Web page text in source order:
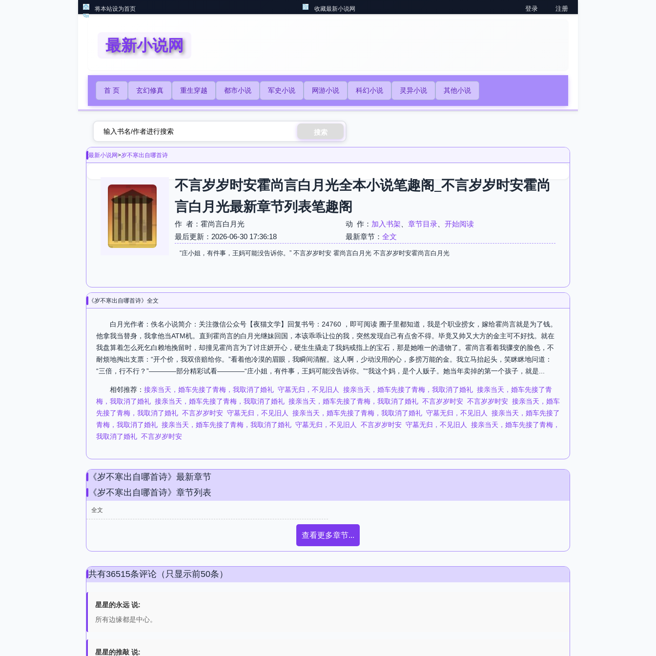
将本站设为首页 收藏最新小说网 登录 注册
最新小说网
首 页 玄幻修真 重生穿越 都市小说 军史小说 网游小说 科幻小说 灵异小说 其他小说
搜索
最新小说网>岁不寒出自哪首诗
不言岁岁时安霍尚言白月光全本小说笔趣阁_不言岁岁时安霍尚
言白月光最新章节列表笔趣阁
作 者：霍尚言白月光 动 作： 加入书架 章节目录
开始阅读
最后更新：2026-06-30 17:36:18
最新章节： 全文
“庄小姐，有件事，王妈可能没告诉你。” 不言岁岁时安 霍尚言白月光 不言岁岁时安霍尚言白月光
《岁不寒出自哪首诗》全文
白月光作者：佚名小说简介：关注微信公众号【夜猫文学】回复书号：24760 ，即可阅读 圈子里都知道，我是个职业捞女，嫁给霍尚言就是为了钱。
他拿我当替身，我拿他当ATM机。直到霍尚言的白月光继妹回国，本该乖乖让位的我，突然发现自己有点舍不得。毕竟又帅又大方的金主可不好找。就在
我盘算着怎么死乞白赖地挽留时，却撞见霍尚言为了讨庄妍开心，硬生生撬走了我妈戒指上的宝石，那是她唯一的遗物了。霍尚言看着我骤变的脸色，不
耐烦地掏出支票：“开个价，我双倍赔给你。”看着他冷漠的眉眼，我瞬间清醒。这人啊，少动没用的心，多捞万能的金。我立马抬起头，笑眯眯地问道：
“三倍，行不行？”————部分精彩试看————“庄小姐，有件事，王妈可能没告诉你。”“我这个妈，是个人贩子。她当年卖掉的第一个孩子，就是...
相邻推荐： 接亲当天，婚车先接了青梅，我取消了婚礼 守墓无归，不见旧人 接亲当天，婚车先接了青梅，我取消了婚礼 接亲当天，婚车先接了青
梅，我取消了婚礼 接亲当天，婚车先接了青梅，我取消了婚礼 接亲当天，婚车先接了青梅，我取消了婚礼 不言岁岁时安 不言岁岁时安 接亲当天，婚车
先接了青梅，我取消了婚礼 不言岁岁时安 守墓无归，不见旧人 接亲当天，婚车先接了青梅，我取消了婚礼 守墓无归，不见旧人
接亲当天，婚车先接了
青梅，我取消了婚礼 接亲当天，婚车先接了青梅，我取消了婚礼 守墓无归，不见旧人 不言岁岁时安 守墓无归，不见旧人
接亲当天，婚车先接了青梅，
我取消了婚礼 不言岁岁时安
《岁不寒出自哪首诗》最新章节
《岁不寒出自哪首诗》章节列表
全文
查看更多章节...
共有36515条评论（只显示前50条）
星星的永远 说:
所有边缘都是中心。
星星的推敲 说: